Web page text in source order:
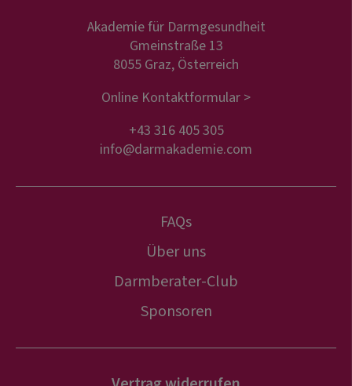
Akademie für Darmgesundheit
Gmeinstraße 13
8055 Graz, Österreich
Online Kontaktformular >
+43 316 405 305
info@darmakademie.com
FAQs
Über uns
Darmberater-Club
Sponsoren